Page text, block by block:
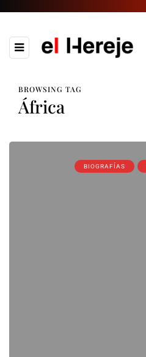
BROWSING TAG
África
BIOGRAFÍAS